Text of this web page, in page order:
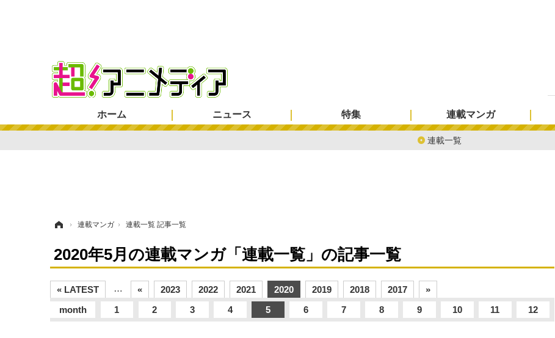
ホーム ニュース 特集 連載マンガ
連載一覧
› 連載マンガ › 連載一覧 記事一覧
2020年5月の連載マンガ「連載一覧」の記事一覧
« LATEST … « 2023 2022 2021 2020 2019 2018 2017
»
month
1 2 3 4 5 6 7 8 9 10 11 12